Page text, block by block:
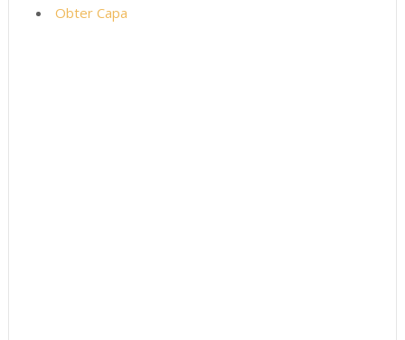
Obter Capa